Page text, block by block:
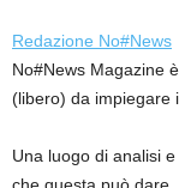
Redazione No#News
No#News Magazine
(libero) da impiegare
Una luogo di analisi